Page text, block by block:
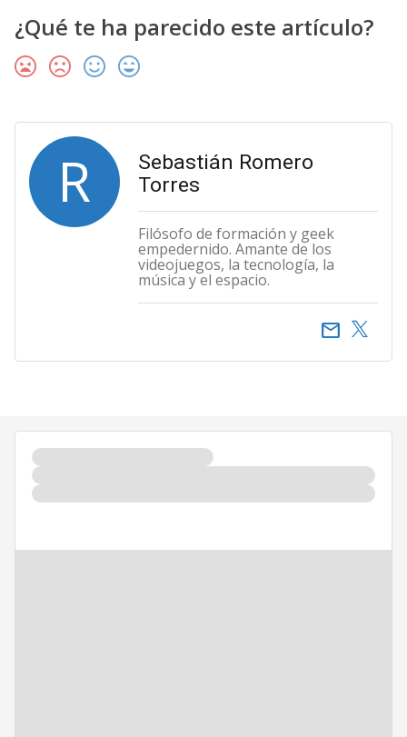
¿Qué te ha parecido este artículo?
R
Sebastián Romero
Torres
Filósofo de formación y geek
empedernido. Amante de los
videojuegos, la tecnología, la
música y el espacio.
email